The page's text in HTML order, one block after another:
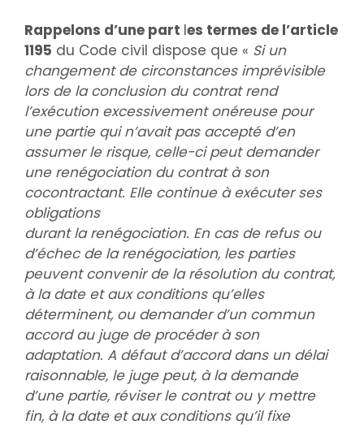
Rappelons d’une part les termes de l’article
1195 du Code civil dispose que « Si un
changement de circonstances imprévisible
lors de la conclusion du contrat rend
l’exécution excessivement onéreuse pour
une partie qui n’avait pas accepté d’en
assumer le risque, celle-ci peut demander
une renégociation du contrat à son
cocontractant. Elle continue à exécuter ses
obligations
durant la renégociation. En cas de refus ou
d’échec de la renégociation, les parties
peuvent convenir de la résolution du contrat,
à la date et aux conditions qu’elles
déterminent, ou demander d’un commun
accord au juge de procéder à son
adaptation. A défaut d’accord dans un délai
raisonnable, le juge peut, à la demande
d’une partie, réviser le contrat ou y mettre
fin, à la date et aux conditions qu’il fixe